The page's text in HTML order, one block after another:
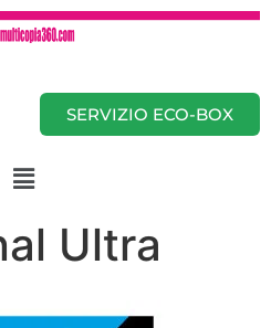
SERVIZIO ECO-BOX
Ultra